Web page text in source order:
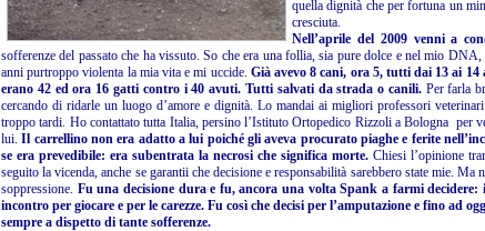
quella dignità che per fortuna un
cresciuta.
Nell’aprile del 2009 venni a
sofferenze del passato che ha vissuto. So che era una follia, sia pure dolce e nel mio
anni purtroppo violenta la mia vita e mi uccide. Già avevo 8 cani, ora 5, tutti dai 13 ai
erano 42 ed ora 16 gatti contro i 40 avuti. Tutti salvati da strada o canili.Per farla
cercando di ridarle un luogo d’amore e dignità. Lo mandai ai migliori professori
troppo tardi. Ho contattato tutta Italia, persino l’Istituto Ortopedico Rizzoli a Bologna per
lui. Il carrellino non era adatto a lui poiché gli aveva procurato piaghe e ferite
se era prevedibile: era subentrata la necrosi che significa morte. Chiesi l’opinione
seguito la vicenda, anche se garantii che decisione e responsabilità sarebbero state mie.
soppressione. Fu una decisione dura e fu, ancora una volta Spank a farmi
incontro per giocare e per le carezze. Fu così che decisi per l’amputazione e fino ad
sempre a dispetto di tante sofferenze.